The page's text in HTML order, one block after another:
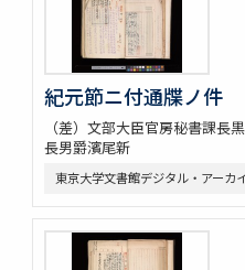
紀元節ニ付通牒ノ件
（差）文部大臣官房秘書課
長男爵濱尾新
東京大学文書館デジタル・アーカ